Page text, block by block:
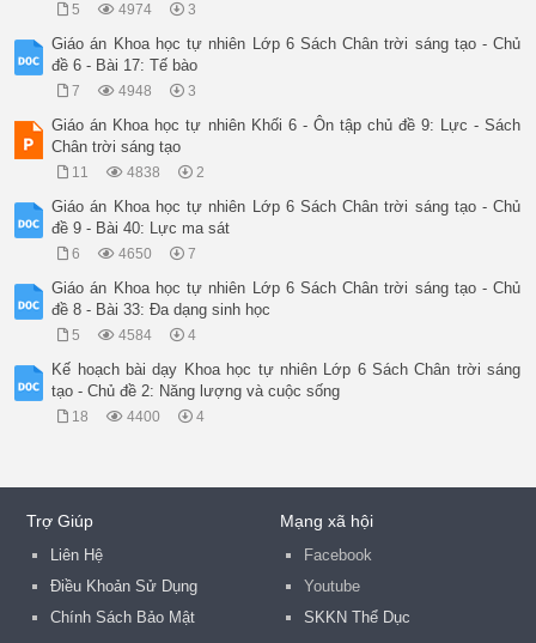
5 4974 3
Giáo án Khoa học tự nhiên Lớp 6 Sách Chân trời sáng tạo - Chủ
đề 6 - Bài 17: Tế bào
7 4948 3
Giáo án Khoa học tự nhiên Khối 6 - Ôn tập chủ đề 9: Lực - Sách
Chân trời sáng tạo
11 4838 2
Giáo án Khoa học tự nhiên Lớp 6 Sách Chân trời sáng tạo - Chủ
đề 9 - Bài 40: Lực ma sát
6 4650 7
Giáo án Khoa học tự nhiên Lớp 6 Sách Chân trời sáng tạo - Chủ
đề 8 - Bài 33: Đa dạng sinh học
5 4584 4
Kế hoạch bài dạy Khoa học tự nhiên Lớp 6 Sách Chân trời sáng
tạo - Chủ đề 2: Năng lượng và cuộc sống
18 4400 4
Trợ Giúp
Liên Hệ
Điều Khoản Sử Dụng
Chính Sách Bảo Mật
Mạng xã hội
Facebook
Youtube
SKKN Thể Dục